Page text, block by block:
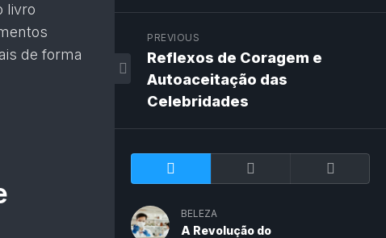
livro
de forma
PREVIOUS
Reflexos de Coragem e
Autoaceitação das
Celebridades
BELEZA
A Revolução do